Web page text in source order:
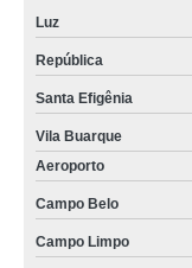
Luz
República
Santa Efigênia
Vila Buarque
Aeroporto
Campo Belo
Campo Limpo